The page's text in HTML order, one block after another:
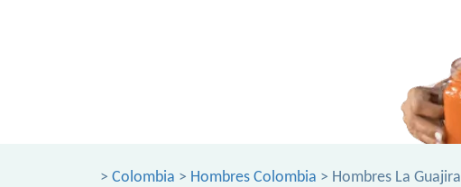
> Colombia > Hombres Colombia > Hombres La Guajira